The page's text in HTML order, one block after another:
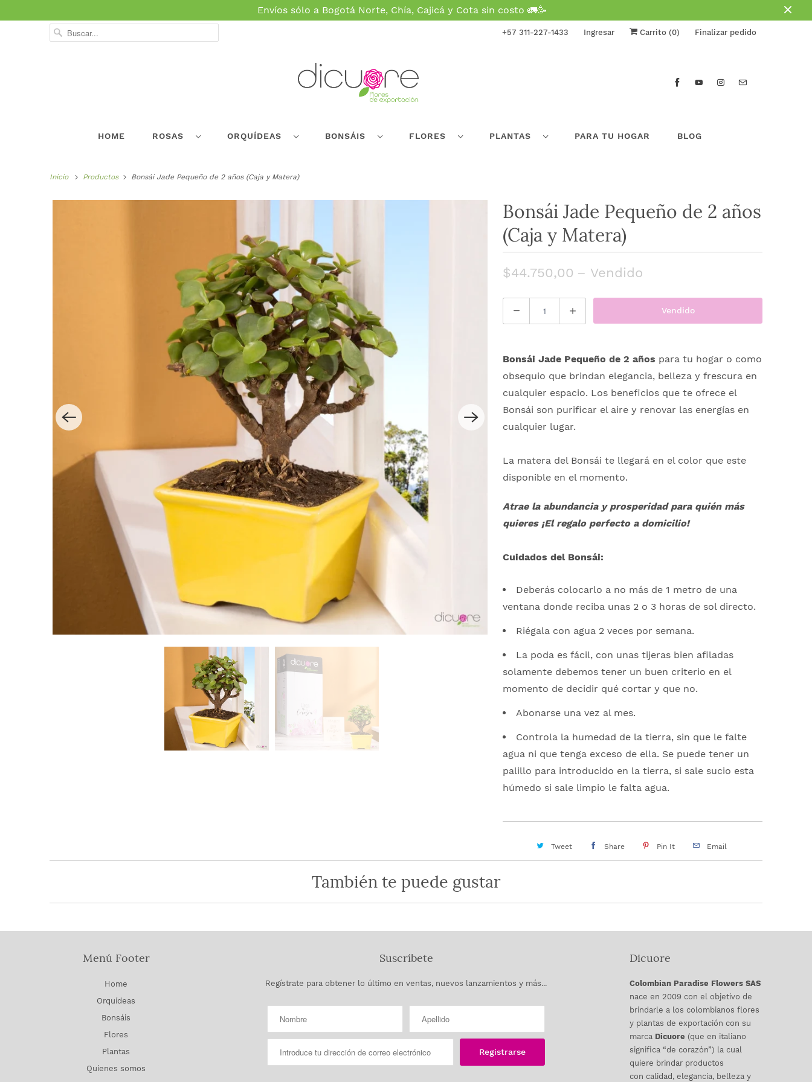
Envíos sólo a Bogotá Norte, Chía, Cajicá y Cota sin costo 🚛🥳
+57 311-227-1433 Ingresar Carrito (0) Finalizar pedido
HOME ROSAS ORQUÍDEAS BONSÁIS FLORES PLANTAS PARA TU HOGAR BLOG
Inicio Productos Bonsái Jade Pequeño de 2 años (Caja y Matera)
Bonsái Jade Pequeño de 2 años
(Caja y Matera)
$44.750,00 – Vendido
a
t
i
d
a
d
Vendido
Bonsái Jade Pequeño de 2 años para tu hogar o como
obsequio que brindan elegancia, belleza y frescura en
cualquier espacio. Los beneficios que te ofrece el
Bonsái son purificar el aire y renovar las energías en
cualquier lugar.
La matera del Bonsái te llegará en el color que este
disponible en el momento.
Atrae la abundancia y prosperidad para quién más
quieres ¡El regalo perfecto a domicilio!
Cuidados del Bonsái:
Deberás colocarlo a no más de 1 metro de una
ventana donde reciba unas 2 o 3 horas de sol directo.
Riégala con agua 2 veces por semana.
La poda es fácil, con unas tijeras bien afiladas
solamente debemos tener un buen criterio en el
momento de decidir qué cortar y que no.
Abonarse una vez al mes.
Controla la humedad de la tierra, sin que le falte
agua ni que tenga exceso de ella. Se puede tener un
palillo para introducido en la tierra, si sale sucio esta
húmedo si sale limpio le falta agua.
Tweet Share Pin It Email
También te puede gustar
Menú Footer
Home
Orquídeas
Bonsáis
Flores
Plantas
Quienes somos
Suscríbete
Regístrate para obtener lo último en ventas, nuevos lanzamientos y más...
Dicuore
Colombian Paradise Flowers SAS
nace en 2009 con el objetivo de
brindarle a los colombianos flores
y plantas de exportación con su
marca Dicuore (que en italiano
significa “de corazón”) la cual
quiere brindar productos
con calidad, elegancia, belleza y